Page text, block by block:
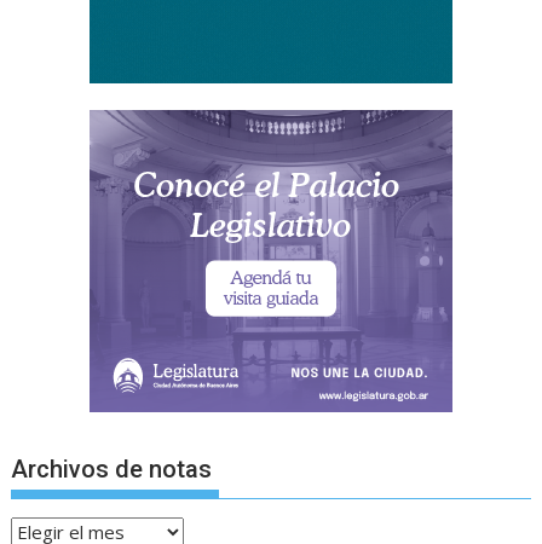
Archivos de notas
Archivos